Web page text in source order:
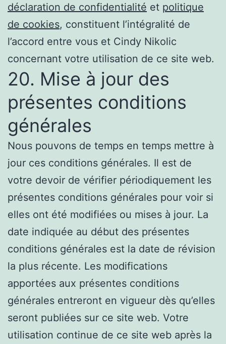
déclaration de confidentialité et politique
de cookies, constituent l’intégralité de
l’accord entre vous et Cindy Nikolic
concernant votre utilisation de ce site web.
20. Mise à jour des
présentes conditions
générales
Nous pouvons de temps en temps mettre à
jour ces conditions générales. Il est de
votre devoir de vérifier périodiquement les
présentes conditions générales pour voir si
elles ont été modifiées ou mises à jour. La
date indiquée au début des présentes
conditions générales est la date de révision
la plus récente. Les modifications
apportées aux présentes conditions
générales entreront en vigueur dès qu’elles
seront publiées sur ce site web. Votre
utilisation continue de ce site web après la